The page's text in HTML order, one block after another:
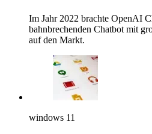
Im Jahr 2022 brachte OpenAI
bahnbrechenden Chatbot mit
auf den Markt.
windows 11